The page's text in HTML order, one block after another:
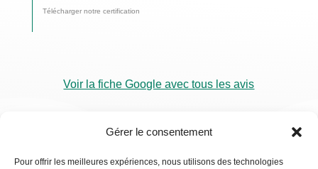
Gérer le consentement
Pour offrir les meilleures expériences, nous utilisons des technologies
Télécharger notre certification
Voir la fiche Google avec tous les avis